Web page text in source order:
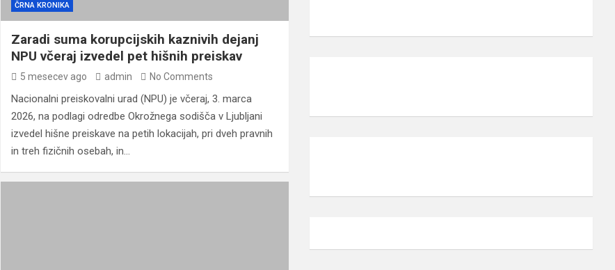
ČRNA KRONIKA
Zaradi suma korupcijskih kaznivih dejanj
NPU včeraj izvedel pet hišnih preiskav
5 mesecev ago admin No Comments
Nacionalni preiskovalni urad (NPU) je včeraj, 3. marca
2026, na podlagi odredbe Okrožnega sodišča v Ljubljani
izvedel hišne preiskave na petih lokacijah, pri dveh pravnih
in treh fizičnih osebah, in…